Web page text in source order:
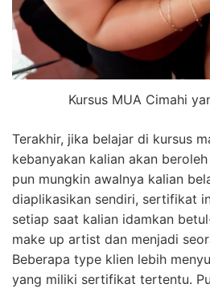
Kursus MUA Cimahi
Terakhir, jika belajar di kursus
kebanyakan kalian akan
pun mungkin awalnya kalian
diaplikasikan sendiri, sertifikat
setiap saat kalian idamkan
make up artist dan menjadi
Beberapa type klien lebih
yang miliki sertifikat tertentu.